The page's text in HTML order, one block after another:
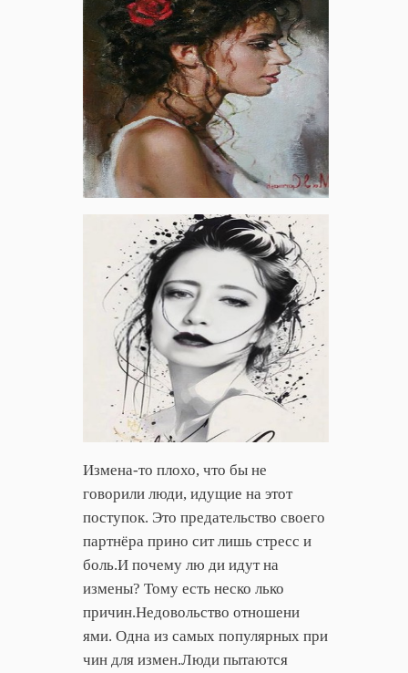
Измена-то плохо, что бы не
говорили люди, идущие на этот
поступок. Это предательство своего
партнёра прино сит лишь стресс и
боль.И почему лю ди идут на
измены? Тому есть неско лько
причин.Недовольство отношени
ями. Одна из самых популярных при
чин для измен.Люди пытаются